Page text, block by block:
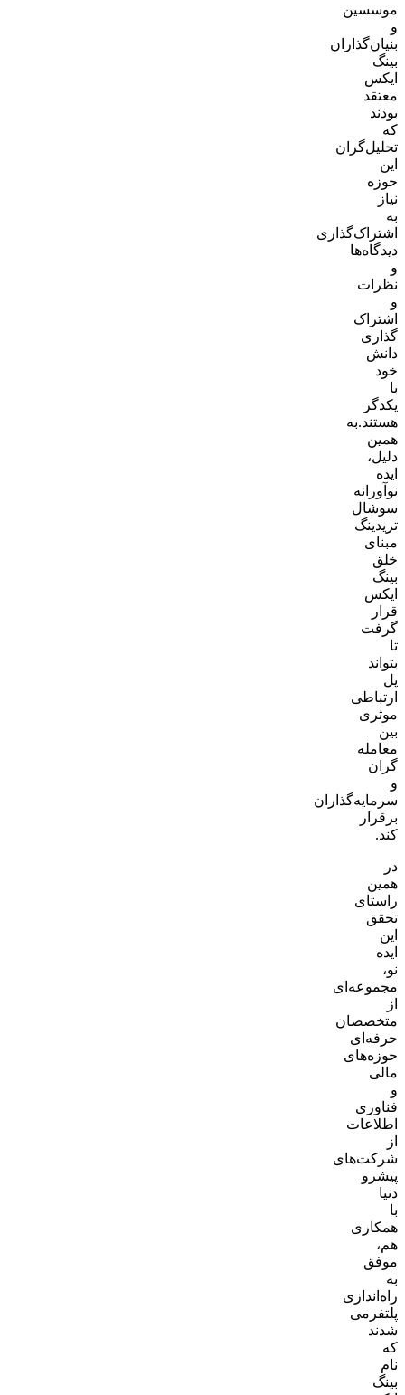
موسسین
و
بنیان‌گذاران
بینگ
ایکس
معتقد
بودند
که
تحلیل‌گران
این
حوزه
نیاز
به
اشتراک‌گذاری
دیدگاه‌ها
و
نظرات
و
اشتراک
گذاری
دانش
خود
با
یکدگر
هستند.به
همین
دلیل،
ایده
نوآورانه
سوشال
تریدینگ
مبنای
خلق
بینگ
ایکس
قرار
گرفت
تا
بتواند
پل
ارتباطی
موثری
بین
معامله
گران
و
سرمایه‌گذاران
برقرار
کند.
در
همین
راستای
تحقق
این
ایده
نو،
مجموعه‌ای
از
متخصصان
حرفه‌ای
حوزه‌های
مالی
و
فناوری
اطلاعات
از
شرکت‌های
پیشرو
دنیا
با
همکاری
هم،
موفق
به
راه‌اندازی
پلتفرمی
شدند
که
نام
بینگ